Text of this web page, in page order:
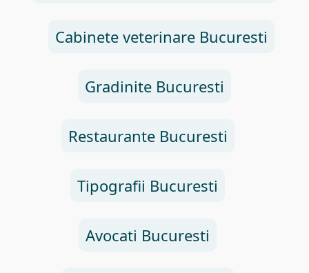
Cabinete veterinare Bucuresti
Gradinite Bucuresti
Restaurante Bucuresti
Tipografii Bucuresti
Avocati Bucuresti